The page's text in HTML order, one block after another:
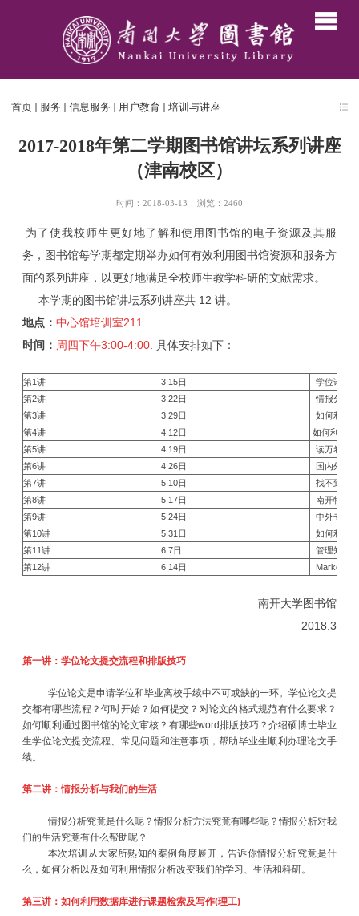
首页 服务 信息服务 用户教育 培训与讲座
2017-2018年第二学期图书馆讲坛系列讲座
（津南校区）
时间：2018-03-13 浏览： 2460
为了使我校师生更好地了解和使用图书馆的电子资源及其服
务，图书馆每学期都定期举办如何有效利用图书馆资源和服务方
面的系列讲座，以更好地满足全校师生教学科研的文献需求。
本学期的图书馆讲坛系列讲座共 12 讲。
地点： 中心馆培训室211
时间： 周四下午3:00-4:00 . 具体安排如下：
第1讲 3.15日
学位论文
第2讲 3.22日
情报分析
第3讲 3.29日
如何利用
第4讲 4.12日
如何利用数
第5讲 4.19日
读万卷电
第6讲 4.26日
国内外硕
第7讲 5.10日
找不到文
第8讲 5.17日
南开特色
第9讲 5.24日
中外专利
第10讲 5.31 日 如何利用
第11讲 6.7日
管理知识
第12讲 6.14日 Markdown
南开大学图书馆
2018.3
第一讲：学位论文提交流程和排版技巧
学位论文是申请学位和毕业离校手续中不可或缺的一环。学位论文提
交都有哪些流程？何时开始？如何提交？对论文的格式规范有什么要求？
如何顺利通过图书馆的论文审核？有哪些word排版技巧？介绍硕博士毕业
生学位论文提交流程、常见问题和注意事项，帮助毕业生顺利办理论文手
续。
第二讲：情报分析与我们的生活
情报分析究竟是什么呢？情报分析方法究竟有哪些呢？情报分析对我
们的生活究竟有什么帮助呢？
本次培训从大家所熟知的案例角度展开，告诉你情报分析究竟是什
么，如何分析以及如何利用情报分析改变我们的学习、生活和科研。
第三讲：如何利用数据库进行课题检索及写作(理工)